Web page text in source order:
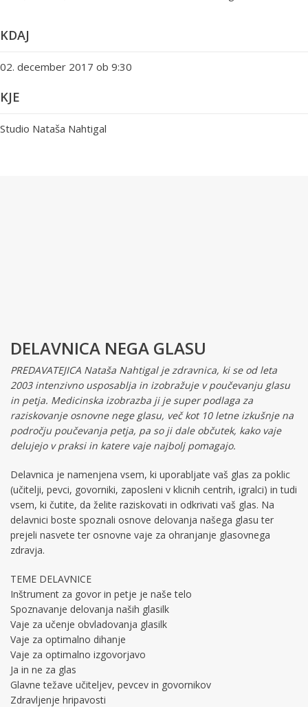
KDAJ
02. december 2017 ob 9:30
KJE
Studio Nataša Nahtigal
DELAVNICA NEGA GLASU
PREDAVATEJICA Nataša Nahtigal je zdravnica, ki se od leta
2003 intenzivno usposablja in izobražuje v poučevanju glasu
in petja. Medicinska izobrazba ji je super podlaga za
raziskovanje osnovne nege glasu, več kot 10 letne izkušnje na
področju poučevanja petja, pa so ji dale občutek, kako vaje
delujejo v praksi in katere vaje najbolj pomagajo.
Delavnica je namenjena vsem, ki uporabljate vaš glas za poklic
(učitelji, pevci, govorniki, zaposleni v klicnih centrih, igralci) in tudi
vsem, ki čutite, da želite raziskovati in odkrivati vaš glas. Na
delavnici boste spoznali osnove delovanja našega glasu ter
prejeli nasvete ter osnovne vaje za ohranjanje glasovnega
zdravja.
TEME DELAVNICE
Inštrument za govor in petje je naše telo
Spoznavanje delovanja naših glasilk
Vaje za učenje obvladovanja glasilk
Vaje za optimalno dihanje
Vaje za optimalno izgovorjavo
Ja in ne za glas
Glavne težave učiteljev, pevcev in govornikov
Zdravljenje hripavosti